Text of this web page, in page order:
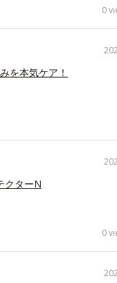
0
を本気ケア！
クターN
0